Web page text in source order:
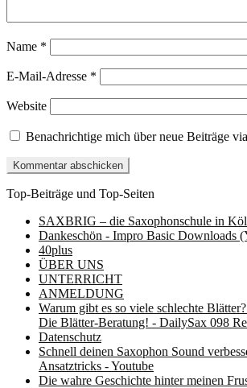
Name *
E-Mail-Adresse *
Website
Benachrichtige mich über neue Beiträge
Top-Beiträge und Top-Seiten
SAXBRIG – die Saxophonschule in
Dankeschön - Impro Basic Downloads
40plus
ÜBER UNS
UNTERRICHT
ANMELDUNG
Warum gibt es so viele schlechte
Die Blätter-Beratung! - DailySax 098
Datenschutz
Schnell deinen Saxophon Sound
Ansatztricks - Youtube
Die wahre Geschichte hinter meinen